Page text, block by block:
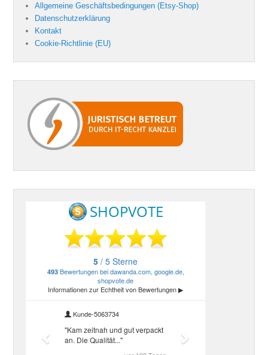
Allgemeine Geschäftsbedingungen (Etsy-Shop)
Datenschutzerklärung
Kontakt
Cookie-Richtlinie (EU)